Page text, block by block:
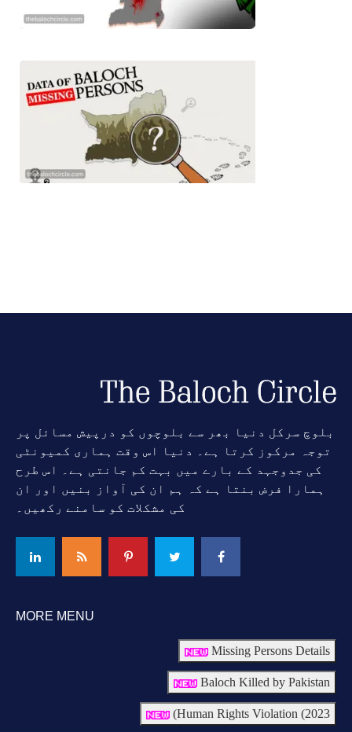
بلوچ سرکل دنیا بھر سے بلوچوں کو درپیش مسائل پر
توجہ مرکوز کرتا ہے۔ دنیا اس وقت ہماری کمیونٹی
کی جدوجہد کے بارے میں بہت کم جانتی ہے۔ اس طرح
ہمارا فرض بنتا ہے کہ ہم ان کی آواز بنیں اور ان
کی مشکلات کو سامنے رکھیں۔
MORE MENU
Missing Persons Details
Baloch Killed by Pakistan
Human Rights Violation (2023)